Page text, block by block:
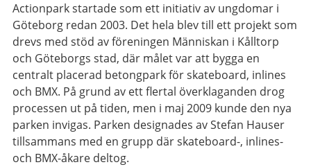
Actionpark startade som ett initiativ av ungdomar i
Göteborg redan 2003. Det hela blev till ett projekt som
drevs med stöd av föreningen Människan i Kålltorp
och Göteborgs stad, där målet var att bygga en
centralt placerad betongpark för skateboard, inlines
och BMX. På grund av ett flertal överklaganden drog
processen ut på tiden, men i maj 2009 kunde den nya
parken invigas. Parken designades av Stefan Hauser
tillsammans med en grupp där skateboard-, inlines-
och BMX-åkare deltog.